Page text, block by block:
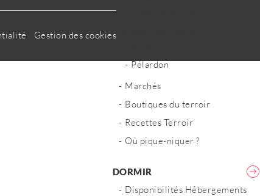
Pélardon
Marchés
Boutiques du terroir
Recettes Terroir
Où pique-niquer ?
DORMIR
Disponibilités Hébergements
Gestion des cookies